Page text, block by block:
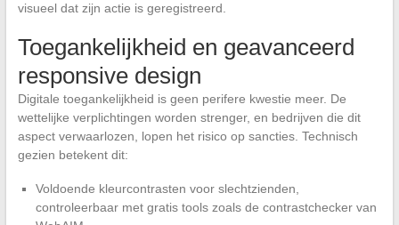
visueel dat zijn actie is geregistreerd.
Toegankelijkheid en geavanceerd
responsive design
Digitale toegankelijkheid is geen perifere kwestie meer. De
wettelijke verplichtingen worden strenger, en bedrijven die dit
aspect verwaarlozen, lopen het risico op sancties. Technisch
gezien betekent dit:
Voldoende kleurcontrasten voor slechtzienden,
controleerbaar met gratis tools zoals de contrastchecker van